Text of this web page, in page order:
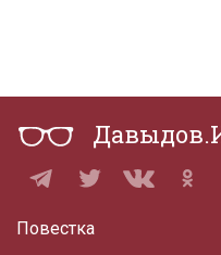
Повестка